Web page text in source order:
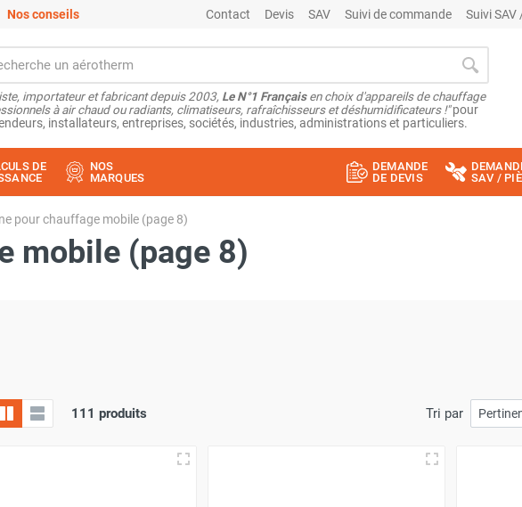
Nos conseils Contact Devis SAV Suivi de commande Suivi SAV
importateur et fabricant depuis 2003, Le N°1 Françaisen choix d'appareils de chauffage
à air chaud ou radiants, climatiseurs, rafraîchisseurs et déshumidificateurs !"pour
installateurs, entreprises, sociétés, industries, administrations et particuliers.
DE
NOS
MARQUES
DEMANDE
DE DEVIS
SAV /
pour chauffage mobile (page 8)
mobile (page 8)
111 produits Tri par